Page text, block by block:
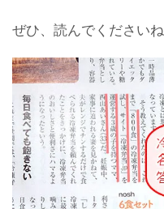
ぜひ、読んでくださいね